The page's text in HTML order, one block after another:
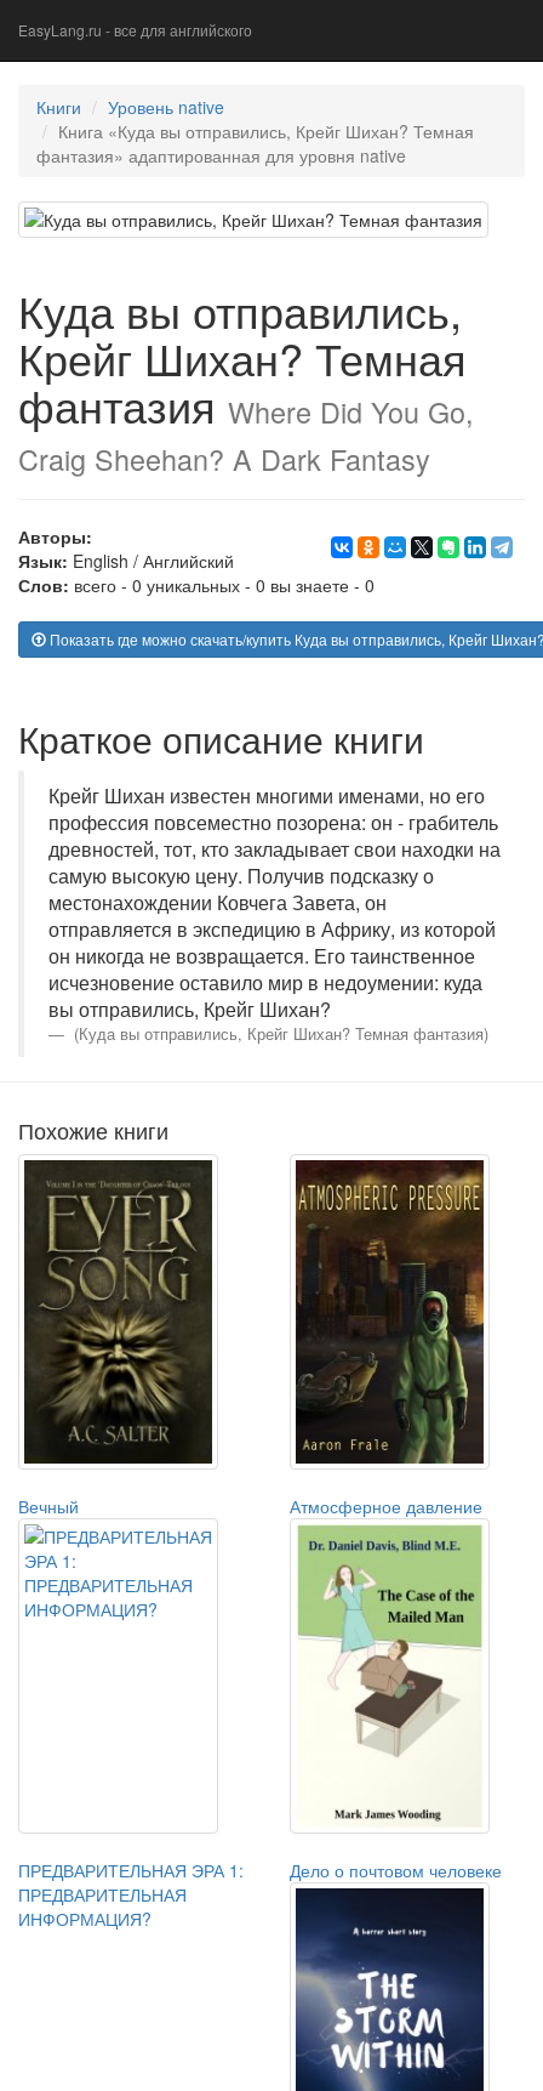
EasyLang.ru - все для английского
Книги
Уровень native
Книга «Куда вы отправились, Крейг Шихан? Темная
фантазия» адаптированная для уровня native
Куда вы отправились,
Крейг Шихан? Темная
фантазия Where Did You Go,
Craig Sheehan? A Dark Fantasy
Авторы:
Язык: English / Английский
Слов: всего - 0 уникальных - 0 вы знаете - 0
Показать где можно скачать/купить Куда вы отправились, Крейг
Краткое описание книги
Крейг Шихан известен многими именами, но его
профессия повсеместно позорена: он - грабитель
древностей, тот, кто закладывает свои находки на
самую высокую цену. Получив подсказку о
местонахождении Ковчега Завета, он
отправляется в экспедицию в Африку, из которой
он никогда не возвращается. Его таинственное
исчезновение оставило мир в недоумении: куда
вы отправились, Крейг Шихан?
(Куда вы отправились, Крейг Шихан? Темная фантазия)
Похожие книги
Вечный Атмосферное давление
ПРЕДВАРИТЕЛЬНАЯ ЭРА 1:
ПРЕДВАРИТЕЛЬНАЯ
ИНФОРМАЦИЯ?
Дело о почтовом человеке